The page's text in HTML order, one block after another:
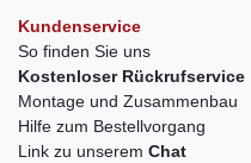
Kundenservice
So finden Sie uns
Kostenloser Rückrufservice
Montage und Zusammenbau
Hilfe zum Bestellvorgang
Link zu unserem Chat